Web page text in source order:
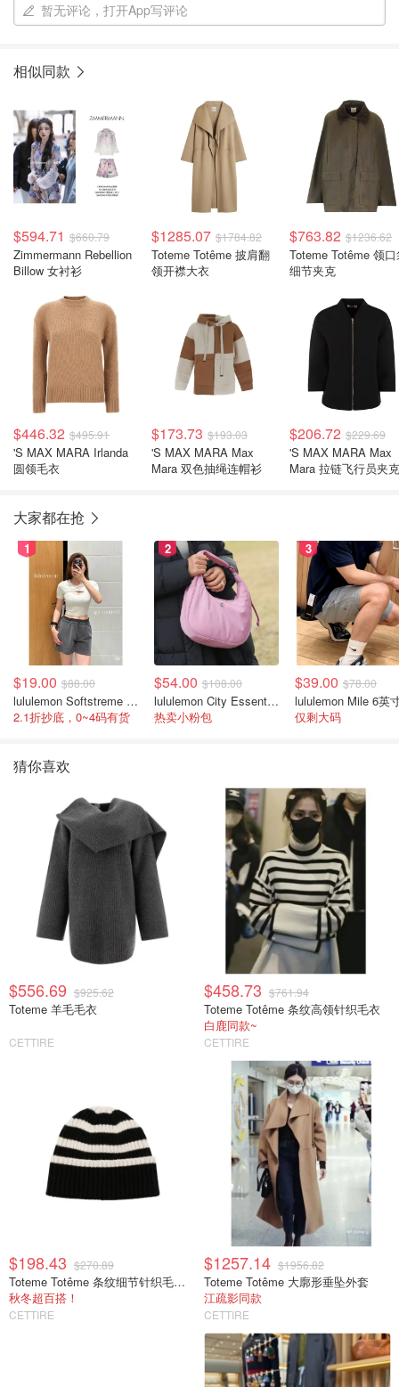
暂无评论，打开App写评论
相似同款
$594.71 $660.79
Zimmermann Rebellion
Billow 女衬衫
$1285.07 $1784.82
Toteme Totême 披肩翻
领开襟大衣
$763.82 $1236.62
Toteme Totême 领
细节夹克
$446.32 $495.91
'S MAX MARA Irlanda
圆领毛衣
$173.73 $193.03
'S MAX MARA Max
Mara 双色抽绳连帽衫
$206.72 $229.69
'S MAX MARA Max
Mara 拉链飞行员夹克
大家都在抢
1
$19.00 $88.00
lululemon Softstreme 女士高腰短裤 10cm
2.1折抄底，0~4码有货
2
$54.00 $108.00
lululemon City Essentials 肩背包 4L
热卖小粉包
3
$39.00 $78.00
仅剩大码
猜你喜欢
$556.69 $925.62
Toteme 羊毛毛衣
CETTIRE
$458.73 $761.94
Toteme Totême 条纹高领针织毛衣
白鹿同款~
CETTIRE
$198.43 $270.89
Toteme Totême 条纹细节针织毛线帽
秋冬超百搭！
CETTIRE
$1257.14 $1956.82
Toteme Totême 大廓形垂坠外套
江疏影同款
CETTIRE